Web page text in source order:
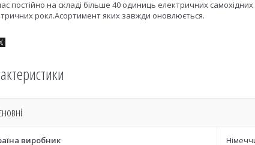
постійно на складі більше 40 одиниць електричних
рокл.Асортимент яких завжди оновлюється.
виробник